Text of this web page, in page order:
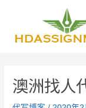
澳洲找人